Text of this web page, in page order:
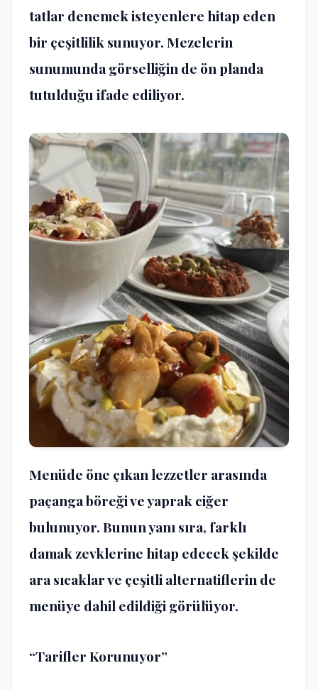
tatlar denemek isteyenlere hitap eden
bir çeşitlilik sunuyor. Mezelerin
sunumunda görselliğin de ön planda
tutulduğu ifade ediliyor.
Menüde öne çıkan lezzetler arasında
paçanga böreği ve yaprak ciğer
bulunuyor. Bunun yanı sıra, farklı
damak zevklerine hitap edecek şekilde
ara sıcaklar ve çeşitli alternatiflerin de
menüye dahil edildiği görülüyor.
“Tarifler Korunuyor”